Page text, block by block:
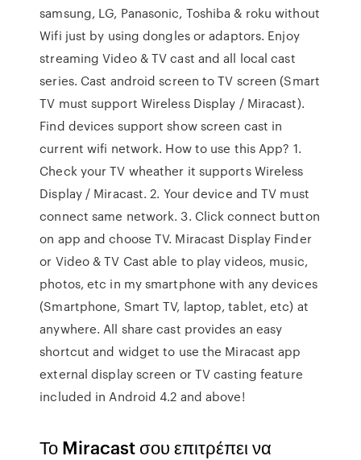
samsung, LG, Panasonic, Toshiba & roku without
Wifi just by using dongles or adaptors. Enjoy
streaming Video & TV cast and all local cast
series. Cast android screen to TV screen (Smart
TV must support Wireless Display / Miracast).
Find devices support show screen cast in
current wifi network. How to use this App? 1.
Check your TV wheather it supports Wireless
Display / Miracast. 2. Your device and TV must
connect same network. 3. Click connect button
on app and choose TV. Miracast Display Finder
or Video & TV Cast able to play videos, music,
photos, etc in my smartphone with any devices
(Smartphone, Smart TV, laptop, tablet, etc) at
anywhere. All share cast provides an easy
shortcut and widget to use the Miracast app
external display screen or TV casting feature
included in Android 4.2 and above!
Το Miracast σου επιτρέπει να